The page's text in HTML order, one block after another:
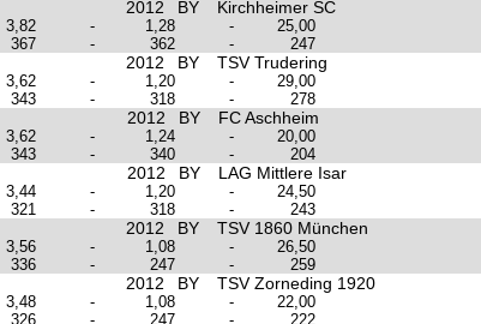
2012 BY Kirchheimer SC
3,82 - 1,28 -
25,00
367 - 362 - 247
2012 BY TSV Trudering
3,62 - 1,20 -
29,00
343 - 318 - 278
2012 BY FC Aschheim
3,62 - 1,24 -
20,00
343 - 340 - 204
2012 BY LAG Mittlere Isar
3,44 - 1,20 -
24,50
321 - 318 - 243
2012 BY TSV 1860 München
3,56 - 1,08 -
26,50
336 - 247 - 259
2012 BY TSV Zorneding 1920
3,48 - 1,08 -
22,00
326 - 247 - 222